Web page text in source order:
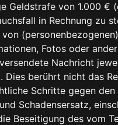
Geldstrafe von 1.000 €
in Rechnung zu
Fotos oder
Nachricht
Dies berührt nicht das
Schritte gegen den
Schadensersatz,
Beseitigung des vom